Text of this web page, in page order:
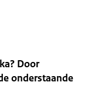
Door
onderstaande